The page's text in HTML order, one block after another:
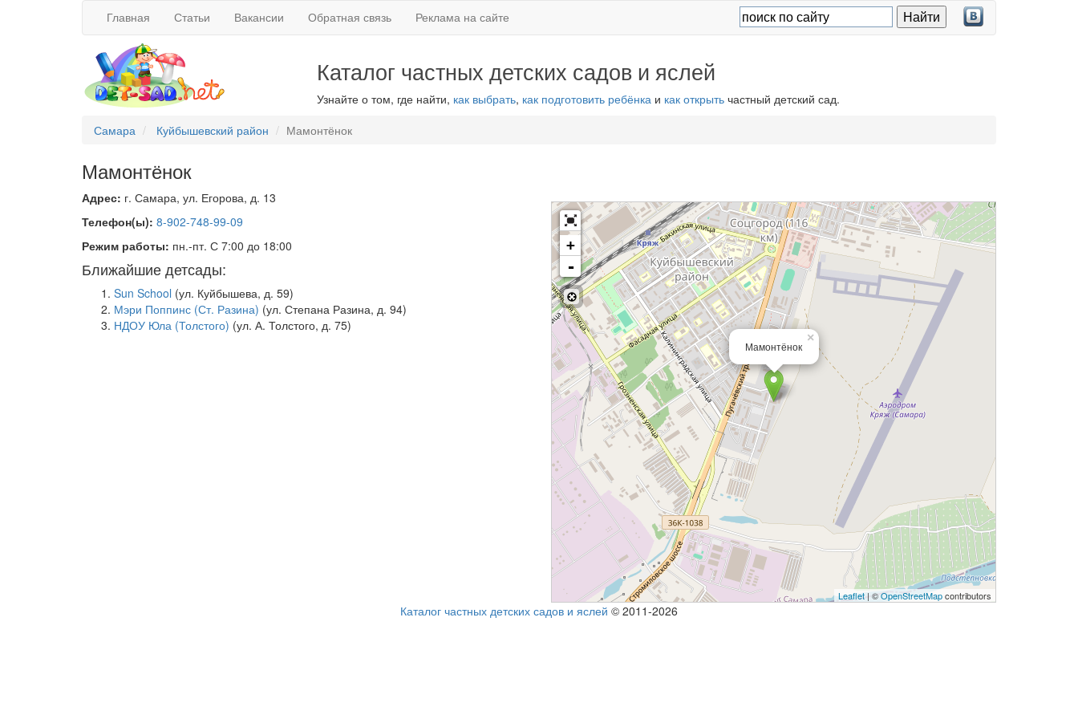
Главная Статьи Вакансии Обратная связь Реклама на сайте
Каталог частных детских садов и яслей
Узнайте о том, где найти, как выбрать, как подготовить ребёнкаи как открытьчастный детский сад.
Самара
Куйбышевский район Мамонтёнок
Мамонтёнок
Адрес: г. Самара, ул. Егорова, д. 13
Телефон(ы): 8-902-748-99-09
Режим работы: пн.-пт. С 7:00 до 18:00
Ближайшие детсады:
Sun School (ул. Куйбышева, д. 59)
Мэри Поппинс (Ст. Разина) (ул. Степана Разина, д. 94)
НДОУ Юла (Толстого) (ул. А. Толстого, д. 75)
×
Мамонтёнок
+
-
Leaflet| ©OpenStreetMapcontributors
Каталог частных детских садов и яслей © 2011-2026